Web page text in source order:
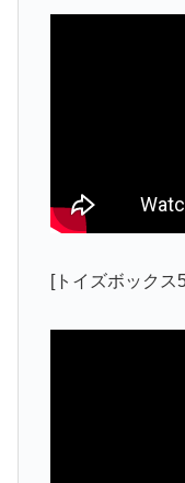
[トイズボックス